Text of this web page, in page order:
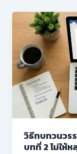
วิธีทบทวนวร
บทที่ 2 ไม่ให้